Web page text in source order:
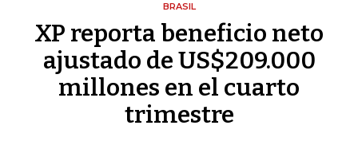
BRASIL
XP reporta beneficio neto
ajustado de US$209.000
millones en el cuarto
trimestre